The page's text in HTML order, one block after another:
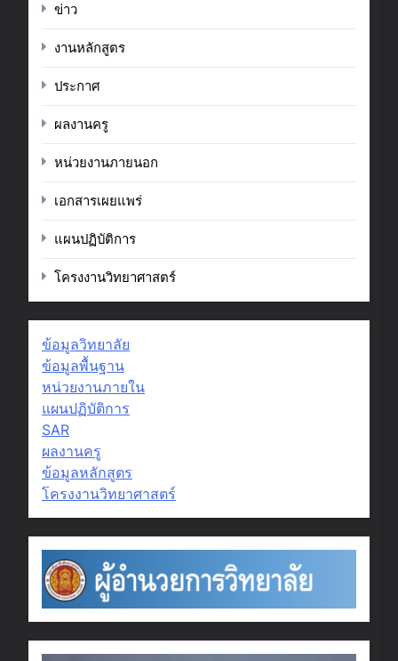
ข่าว
งานหลักสูตร
ประกาศ
ผลงานครู
หน่วยงานภายนอก
เอกสารเผยแพร่
แผนปฏิบัติการ
โครงงานวิทยาศาสตร์
ข้อมูลวิทยาลัย
ข้อมูลพื้นฐาน
หน่วยงานภายใน
แผนปฏิบัติการ
SAR
ผลงานครู
ข้อมูลหลักสูตร
โครงงานวิทยาศาสตร์